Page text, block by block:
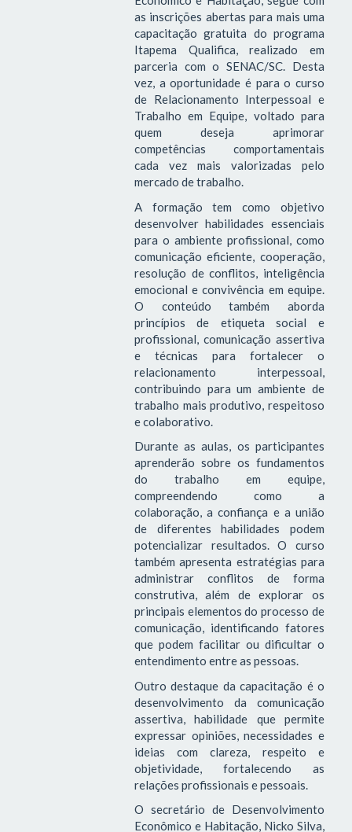
as inscrições abertas para mais uma
capacitação gratuita do programa
Itapema Qualifica, realizado em
parceria com o SENAC/SC. Desta
vez, a oportunidade é para o curso
de Relacionamento Interpessoal e
Trabalho em Equipe, voltado para
quem deseja aprimorar
competências comportamentais
cada vez mais valorizadas pelo
mercado de trabalho.
A formação tem como objetivo
desenvolver habilidades essenciais
para o ambiente profissional, como
comunicação eficiente, cooperação,
resolução de conflitos, inteligência
emocional e convivência em equipe.
O conteúdo também aborda
princípios de etiqueta social e
profissional, comunicação assertiva
e técnicas para fortalecer o
relacionamento interpessoal,
contribuindo para um ambiente de
trabalho mais produtivo, respeitoso
e colaborativo.
Durante as aulas, os participantes
aprenderão sobre os fundamentos
do trabalho em equipe,
compreendendo como a
colaboração, a confiança e a união
de diferentes habilidades podem
potencializar resultados. O curso
também apresenta estratégias para
administrar conflitos de forma
construtiva, além de explorar os
principais elementos do processo de
comunicação, identificando fatores
que podem facilitar ou dificultar o
entendimento entre as pessoas.
Outro destaque da capacitação é o
desenvolvimento da comunicação
assertiva, habilidade que permite
expressar opiniões, necessidades e
ideias com clareza, respeito e
objetividade, fortalecendo as
relações profissionais e pessoais.
O secretário de Desenvolvimento
Econômico e Habitação, Nicko Silva,